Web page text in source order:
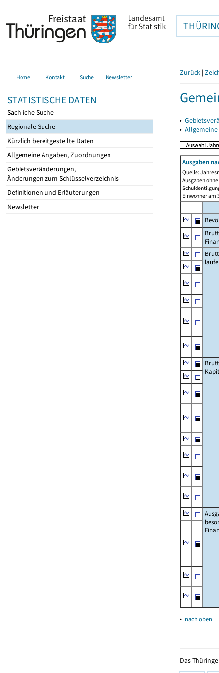
Home Kontakt Suche Newsletter
STATISTISCHE DATEN
Sachliche Suche
Regionale Suche
Kürzlich bereitgestellte Daten
Allgemeine Angaben, Zuordnungen
Gebietsveränderungen,
Änderungen zum Schlüsselverzeichnis
Definitionen und Erläuterungen
Newsletter
Zurück |
▸
▸
Ausgaben
Quelle:
Ausgaben
Einwohner am
▴ nach oben
Das